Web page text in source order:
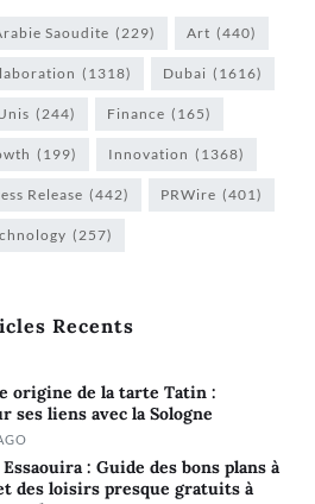
Saoudite (229) Art (440)
(1318) Dubai (1616)
(244) Finance (165)
(199) Innovation (1368)
Release (442) PRWire (401)
(257)
Recents
origine de la tarte Tatin :
ses liens avec la Sologne
: Guide des bons plans à
des loisirs presque gratuits à